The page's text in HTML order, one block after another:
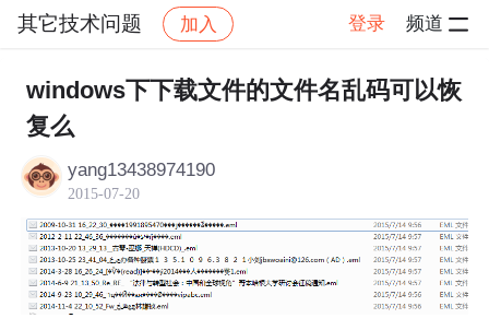
其它技术问题 加入 登录 频道
社区 其它技术问题 帖子详情
windows下下载文件的文件名乱码可以恢
复么
yang13438974190
2015-07-20